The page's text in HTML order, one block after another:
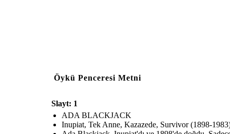
Öykü Penceresi Metni
Slayt: 1
ADA BLACKJACK
Inupiat, Tek Anne, Kazazede, Survivor (1898-